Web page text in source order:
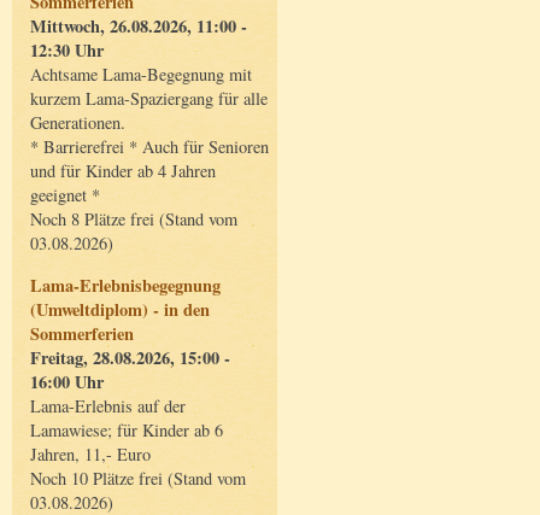
Mittwoch, 26.08.2026, 11:00 -
12:30 Uhr
Achtsame Lama-Begegnung mit
kurzem Lama-Spaziergang für alle
Generationen.
* Barrierefrei * Auch für Senioren
und für Kinder ab 4 Jahren
geeignet *
Noch 8 Plätze frei (Stand vom
03.08.2026)
Lama-Erlebnisbegegnung
(Umweltdiplom) - in den
Sommerferien
Freitag, 28.08.2026, 15:00 -
16:00 Uhr
Lama-Erlebnis auf der
Lamawiese; für Kinder ab 6
Jahren, 11,- Euro
Noch 10 Plätze frei (Stand vom
03.08.2026)